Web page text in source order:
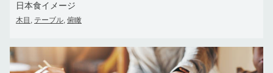
日本食イメージ
木目 , テーブル, 俯瞰